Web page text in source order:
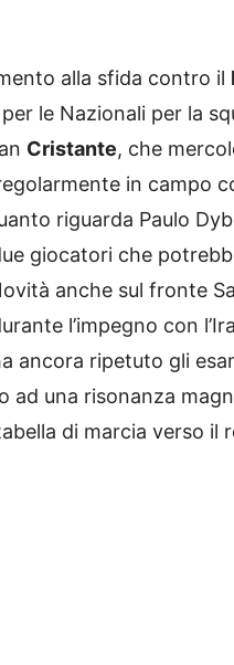
alla sfida contro il
le Nazionali per la
Cristante, che
in campo
riguarda Paulo
giocatori che
anche sul fronte
l’impegno con
ancora ripetuto gli
una risonanza
di marcia verso il